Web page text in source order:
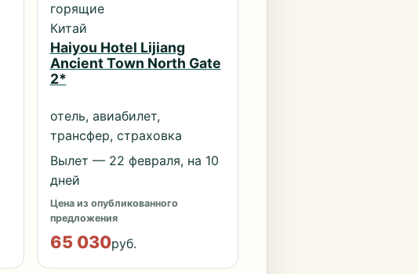
горящие
Китай
Haiyou Hotel Lijiang
Ancient Town North Gate
2*
отель, авиабилет,
трансфер, страховка
Вылет — 22 февраля, на 10
дней
Цена из опубликованного
предложения
65 030руб.